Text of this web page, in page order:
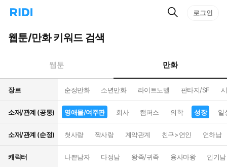
리
홈
으
턴
트
검
로그인
웹툰/만화 키워드 검색
웹툰 만화
장르 순정만화 소년만화 라이트노벨 판타지/SF
소재/관계 (공통) 영애물/여주판 회사 캠퍼스 의학 성장 일
소재/관계 (순정) 첫사랑 짝사랑 계약관계 친구>연인 연하남
캐릭터 나쁜남자 다정남 왕족/귀족 용사마왕 인기남